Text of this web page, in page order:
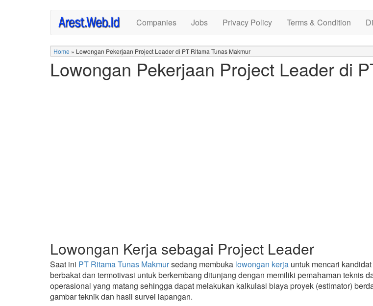
Companies Jobs Privacy Policy Terms & Condition
Home » Lowongan Pekerjaan Project Leader di PT Ritama Tunas Makmur
Lowongan Pekerjaan Project Leader di
Lowongan Kerja sebagai Project Leader
Saat ini PT Ritama Tunas Makmursedang membuka lowongan kerja untuk mencari
berbakat dan termotivasi untuk berkembang ditunjang dengan memiliki pemahaman teknis
operasional yang matang sehingga dapat melakukan kalkulasi biaya proyek (estimator)
gambar teknik dan hasil survei lapangan.